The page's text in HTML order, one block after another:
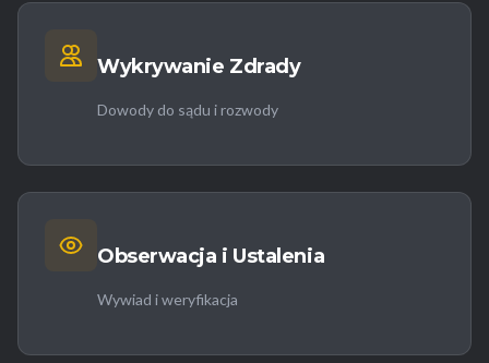
Wykrywanie Zdrady
Dowody do sądu i rozwody
Obserwacja i Ustalenia
Wywiad i weryfikacja